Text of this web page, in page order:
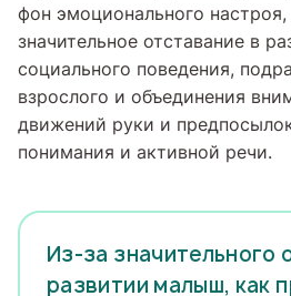
фон эмоционального
значительное отставание в
социального поведения,
взрослого и объединения
движений руки и
понимания и активной речи.
Из-за значительного
развитии малыш, как